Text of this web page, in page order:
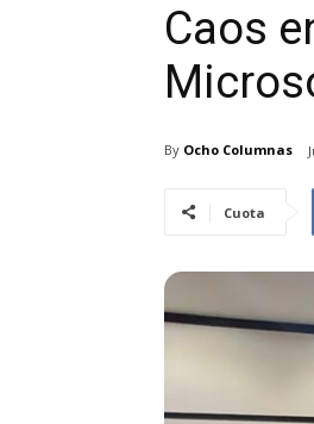
Caos
By Ocho Columnas
Cuota